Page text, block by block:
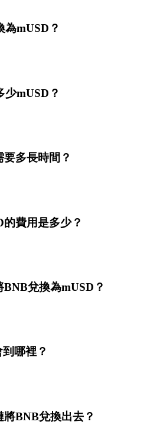
mUSD？
mUSD？
多長時間？
費用是多少？
兌換為mUSD？
哪裡？
BNB兌換出去？